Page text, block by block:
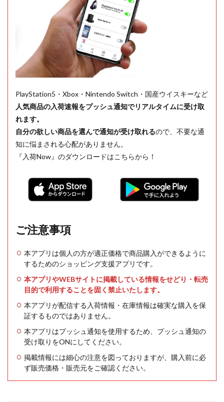
PlayStation5・Xbox・Nintendo Switch・国産ウイスキーなど
人気商品の入荷速報をプッシュ通知でリアルタイムに受け取
れます。
自分の欲しい商品を選んで通知が受け取れるので、不要な通
知に悩まされる心配がありません。
『入荷Now』のダウンロードはこちらから！
ご注意事項
本アプリは個人の方が適正価格で商品購入ができるように
するためのショッピング支援アプリです。
本アプリやWEBサイトに掲載している情報をせどり・転売
目的で利用することを固く禁止いたします。
本アプリが配信する入荷情報・在庫情報は確実な購入を保
証するものではありません。
本アプリはプッシュ通知を使用するため、プッシュ通知の
受け取りをONにしてください。
掲載情報には細心の注意を図っておりますが、購入前に必
ず販売価格・販売元をご確認ください。